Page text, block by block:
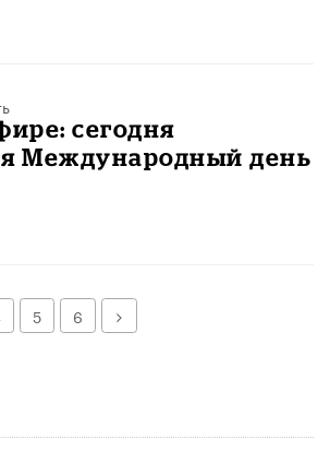
сегодня
Международный день
5 6 Далее